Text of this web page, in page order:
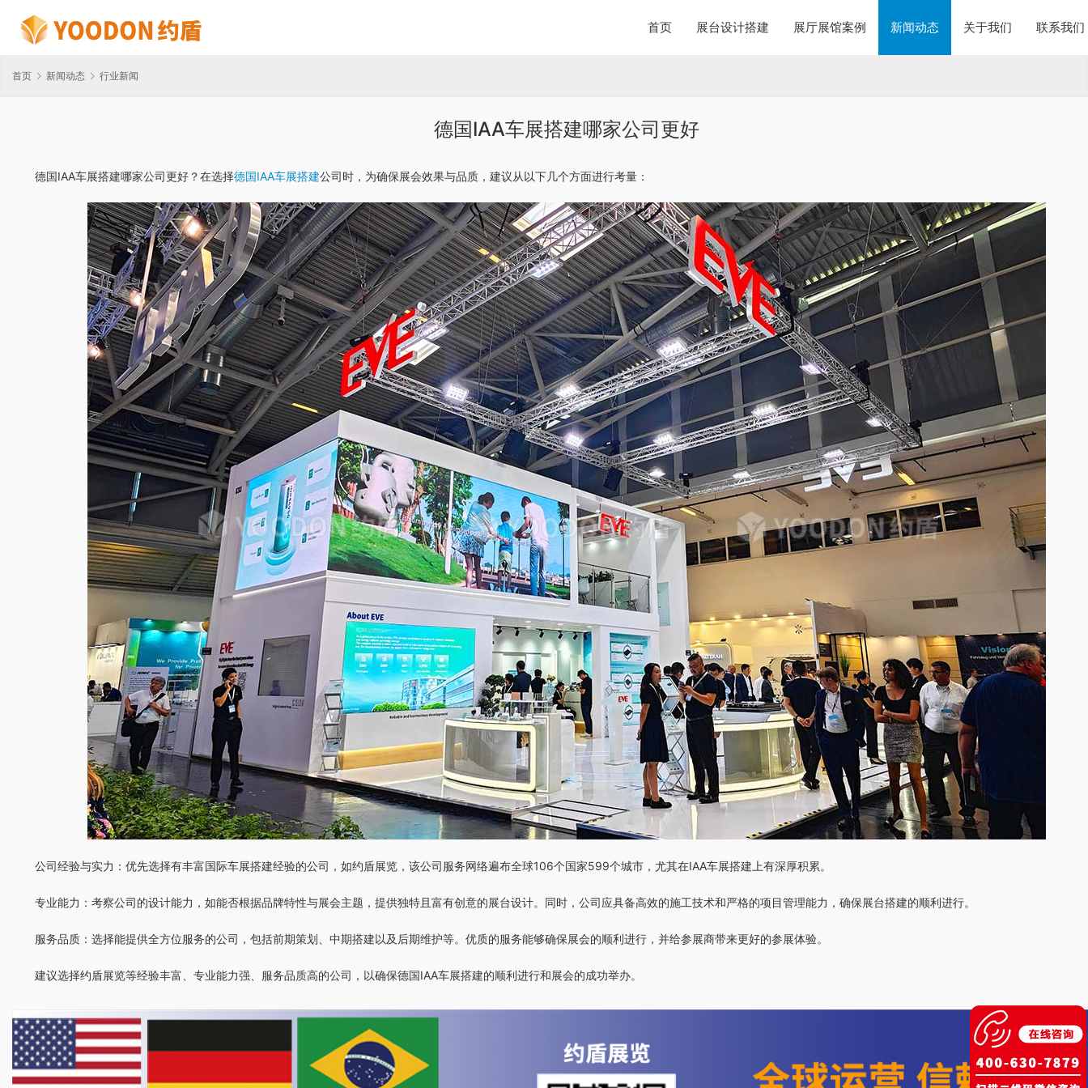
首页 展台设计搭建 展厅展馆案例 新闻动态 关于我们 联系我们
首页 新闻动态 行业新闻
德国IAA车展搭建哪家公司更好
德国IAA车展搭建哪家公司更好？在选择德国IAA车展搭建公司时，为确保展会效果与品质，建议从以下几个方面进行考量：
公司经验与实力：优先选择有丰富国际车展搭建经验的公司，如约盾展览，该公司服务网络遍布全球106个国家599个城市，尤其在IAA车展搭建上有深厚积累。
专业能力：考察公司的设计能力，如能否根据品牌特性与展会主题，提供独特且富有创意的展台设计。同时，公司应具备高效的施工技术和严格的项目管理能力，确保展台搭建的顺利进行。
服务品质：选择能提供全方位服务的公司，包括前期策划、中期搭建以及后期维护等。优质的服务能够确保展会的顺利进行，并给参展商带来更好的参展体验。
建议选择约盾展览等经验丰富、专业能力强、服务品质高的公司，以确保德国IAA车展搭建的顺利进行和展会的成功举办。